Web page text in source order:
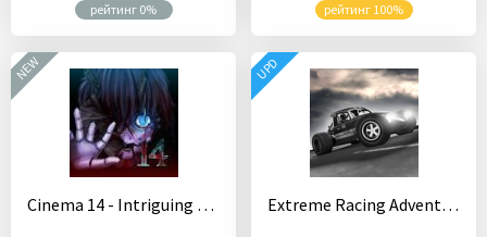
рейтинг 0% рейтинг 100%
Cinema 14 - Intriguing Mystery Escape Game
NEW
Extreme Racing Adventure
UPD